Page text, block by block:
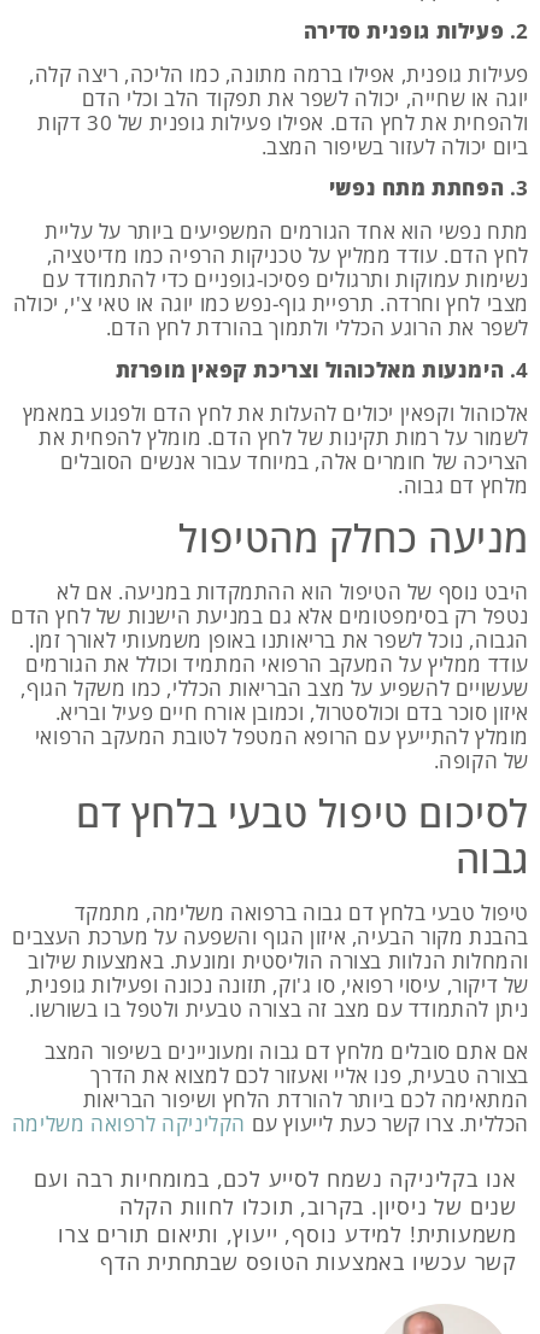
2. פעילות גופנית סדירה
פעילות גופנית, אפילו ברמה מתונה, כמו הליכה, ריצה קלה,
יוגה או שחייה, יכולה לשפר את תפקוד הלב וכלי הדם
ולהפחית את לחץ הדם. אפילו פעילות גופנית של 30 דקות
ביום יכולה לעזור בשיפור המצב.
3. הפחתת מתח נפשי
מתח נפשי הוא אחד הגורמים המשפיעים ביותר על עליית
לחץ הדם. עודד ממליץ על טכניקות הרפיה כמו מדיטציה,
נשימות עמוקות ותרגולים פסיכו-גופניים כדי להתמודד עם
מצבי לחץ וחרדה. תרפיית גוף-נפש כמו יוגה או טאי צ'י, יכולה
לשפר את הרוגע הכללי ולתמוך בהורדת לחץ הדם.
4. הימנעות מאלכוהול וצריכת קפאין מופרזת
אלכוהול וקפאין יכולים להעלות את לחץ הדם ולפגוע במאמץ
לשמור על רמות תקינות של לחץ הדם. מומלץ להפחית את
הצריכה של חומרים אלה, במיוחד עבור אנשים הסובלים
מלחץ דם גבוה.
מניעה כחלק מהטיפול
היבט נוסף של הטיפול הוא ההתמקדות במניעה. אם לא
נטפל רק בסימפטומים אלא גם במניעת הישנות של לחץ הדם
הגבוה, נוכל לשפר את בריאותנו באופן משמעותי לאורך זמן.
עודד ממליץ על המעקב הרפואי המתמיד וכולל את הגורמים
שעשויים להשפיע על מצב הבריאות הכללי, כמו משקל הגוף,
איזון סוכר בדם וכולסטרול, וכמובן אורח חיים פעיל ובריא.
מומלץ להתייעץ עם הרופא המטפל לטובת המעקב הרפואי
של הקופה.
לסיכום טיפול טבעי בלחץ דם
גבוה
טיפול טבעי בלחץ דם גבוה ברפואה משלימה, מתמקד
בהבנת מקור הבעיה, איזון הגוף והשפעה על מערכת העצבים
והמחלות הנלוות בצורה הוליסטית ומונעת. באמצעות שילוב
של דיקור, עיסוי רפואי, סו ג'וק, תזונה נכונה ופעילות גופנית,
ניתן להתמודד עם מצב זה בצורה טבעית ולטפל בו בשורשו.
אם אתם סובלים מלחץ דם גבוה ומעוניינים בשיפור המצב
בצורה טבעית, פנו אליי ואעזור לכם למצוא את הדרך
המתאימה לכם ביותר להורדת הלחץ ושיפור הבריאות
הכללית. צרו קשר כעת לייעוץ עם הקליניקה לרפואה משלימה
אנו בקליניקה נשמח לסייע לכם, במומחיות רבה ועם
שנים של ניסיון. בקרוב, תוכלו לחוות הקלה
משמעותית! למידע נוסף, ייעוץ, ותיאום תורים צרו
קשר עכשיו באמצעות הטופס שבתחתית הדף